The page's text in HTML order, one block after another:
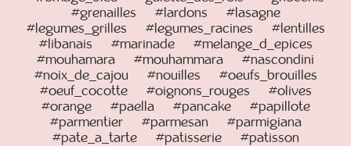
#grenailles
#lardons
#lasagne
#legumes_grilles
#legumes_racines
#lentilles
#libanais
#marinade
#melange_d_epices
#mouhamara
#mouhammara
#nascondini
#noix_de_cajou
#nouilles
#oeufs_brouilles
#oeuf_cocotte
#oignons_rouges
#olives
#orange
#paella #pancake
#papillote
#parmentier
#parmesan
#parmigiana
#pate_a_tarte
#patisserie
#patisson